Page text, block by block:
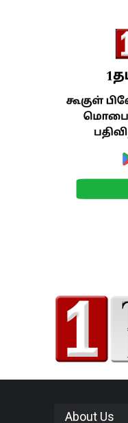
About Us